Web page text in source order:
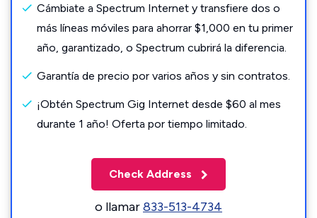
Cámbiate a Spectrum Internet y transfiere dos o
más líneas móviles para ahorrar $1,000 en tu primer
año, garantizado, o Spectrum cubrirá la diferencia.
Garantía de precio por varios años y sin contratos.
¡Obtén Spectrum Gig Internet desde $60 al mes
durante 1 año! Oferta por tiempo limitado.
Check Address
o llamar833-513-4734